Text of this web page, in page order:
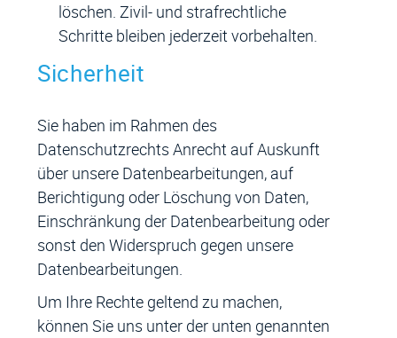
löschen. Zivil- und strafrechtliche
Schritte bleiben jederzeit vorbehalten.
Sicherheit
Sie haben im Rahmen des
Datenschutzrechts Anrecht auf Auskunft
über unsere Datenbearbeitungen, auf
Berichtigung oder Löschung von Daten,
Einschränkung der Datenbearbeitung oder
sonst den Widerspruch gegen unsere
Datenbearbeitungen.
Um Ihre Rechte geltend zu machen,
können Sie uns unter der unten genannten